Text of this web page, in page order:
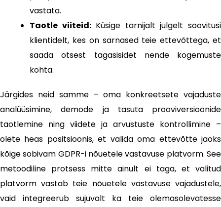
vastata.
Taotle viiteid:Küsige tarnijalt julgelt soovitusi
klientidelt, kes on sarnased teie ettevõttega, et
saada otsest tagasisidet nende kogemuste
kohta.
Järgides neid samme – oma konkreetsete vajaduste
analüüsimine, demode ja tasuta prooviversioonide
taotlemine ning viidete ja arvustuste kontrollimine –
olete heas positsioonis, et valida oma ettevõtte jaoks
kõige sobivam GDPR-i nõuetele vastavuse platvorm. See
metoodiline protsess mitte ainult ei taga, et valitud
platvorm vastab teie nõuetele vastavuse vajadustele,
vaid integreerub sujuvalt ka teie olemasolevatesse